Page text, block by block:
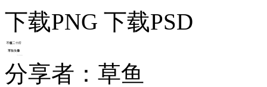
下载PNG 下载PSD
分享者：草鱼